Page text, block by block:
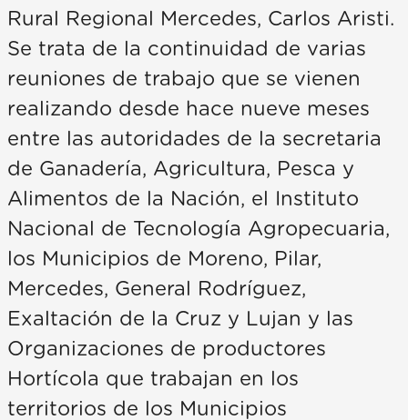
Rural Regional Mercedes, Carlos Aristi.
Se trata de la continuidad de varias
reuniones de trabajo que se vienen
realizando desde hace nueve meses
entre las autoridades de la secretaria
de Ganadería, Agricultura, Pesca y
Alimentos de la Nación, el Instituto
Nacional de Tecnología Agropecuaria,
los Municipios de Moreno, Pilar,
Mercedes, General Rodríguez,
Exaltación de la Cruz y Lujan y las
Organizaciones de productores
Hortícola que trabajan en los
territorios de los Municipios